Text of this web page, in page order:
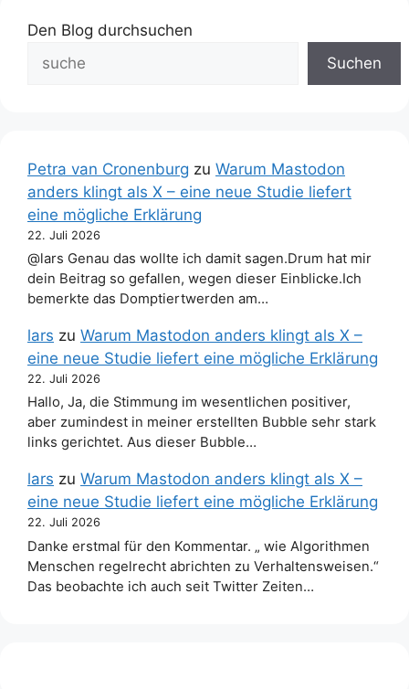
Den Blog durchsuchen
Suchen
Petra van Cronenburg zu Warum Mastodon
anders klingt als X – eine neue Studie liefert
eine mögliche Erklärung
22. Juli 2026
@lars Genau das wollte ich damit sagen.Drum hat mir
dein Beitrag so gefallen, wegen dieser Einblicke.Ich
bemerkte das Domptiertwerden am…
lars zu Warum Mastodon anders klingt als X –
eine neue Studie liefert eine mögliche Erklärung
22. Juli 2026
Hallo, Ja, die Stimmung im wesentlichen positiver,
aber zumindest in meiner erstellten Bubble sehr stark
links gerichtet. Aus dieser Bubble…
lars zu Warum Mastodon anders klingt als X –
eine neue Studie liefert eine mögliche Erklärung
22. Juli 2026
Danke erstmal für den Kommentar. „ wie Algorithmen
Menschen regelrecht abrichten zu Verhaltensweisen.“
Das beobachte ich auch seit Twitter Zeiten…